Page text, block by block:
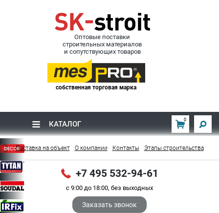
Оптовые поставки
строительных материалов
и сопутствующих товаров
собственная торговая марка
КАТАЛОГ 0
Поставка на объект О компании Контакты Этапы строительства
+7 495 532-94-61
с 9:00 до 18:00, без выходных
Заказать звонок